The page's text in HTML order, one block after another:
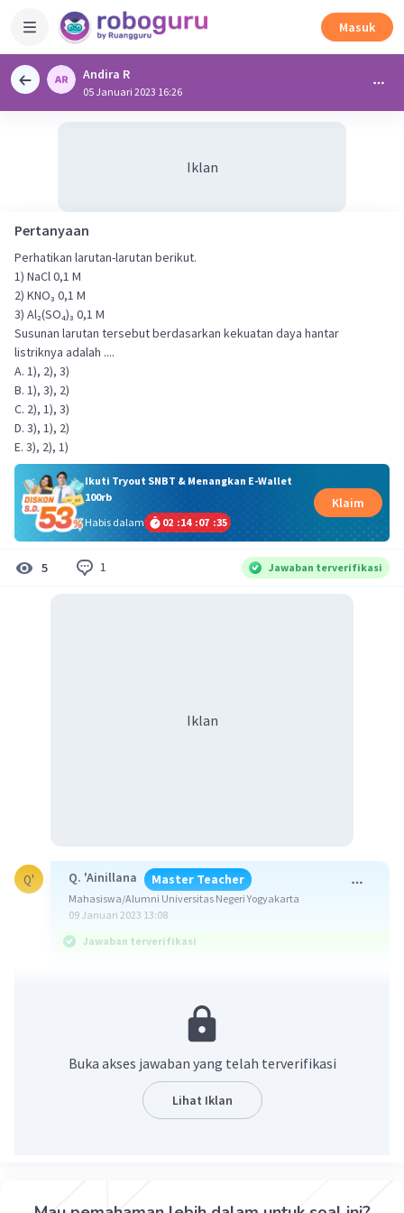
Masuk
Andira R
05 Januari 2023 16:26
Iklan
Pertanyaan
Perhatikan larutan-larutan berikut.
1) NaCl 0,1 M
2) KNO₃ 0,1 M
3) Al₂(SO₄)₃ 0,1 M
Susunan larutan tersebut berdasarkan kekuatan daya hantar
listriknya adalah ....
A. 1), 2), 3)
B. 1), 3), 2)
C. 2), 1), 3)
D. 3), 1), 2)
E. 3), 2), 1)
Ikuti Tryout SNBT & Menangkan E-Wallet
100rb
Habis dalam
02 :14 :07 :34
Klaim
5 1 Jawaban terverifikasi
Iklan
Q' Q. 'Ainillana Master Teacher
Mahasiswa/Alumni Universitas Negeri Yogyakarta
09 Januari 2023 13:08
Jawaban terverifikasi
yang paling kuat daya hantar listriknya adalah 3),
larutan 1) dan 2) memiliki kekuatan daya hantar
Kekuatan daya hantar listrik dipengaruhi jumlah
ion yang bergerak bebas pada senyawa tersebut.
Buka akses jawaban yang telah terverifikasi
Lihat Iklan